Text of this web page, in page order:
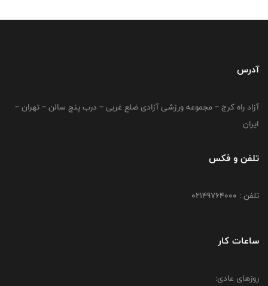
آدرس
آزاد راه کرج – مجموعه ورزشی آزادی ضلع غربی – درب پنج سالن – تهران –
ایران
تلفن و فکس
تلفن : 02149764000
ساعات کار
روزهای عادی: